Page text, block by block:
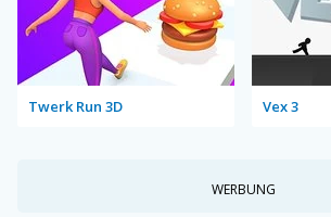
Twerk Run 3D Vex 3
WERBUNG